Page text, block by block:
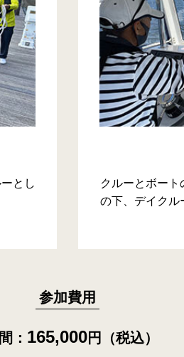
とし
クルーとボー
の下、デイクル
参加費用
： 165,000円（税込）